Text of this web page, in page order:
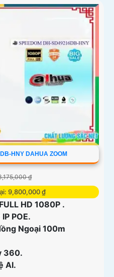
HNY DAHUA ZOOM
₫
9,800,000 ₫
FULL HD 1080P .
IP POE.
Ngoại 100m
360.
AI.